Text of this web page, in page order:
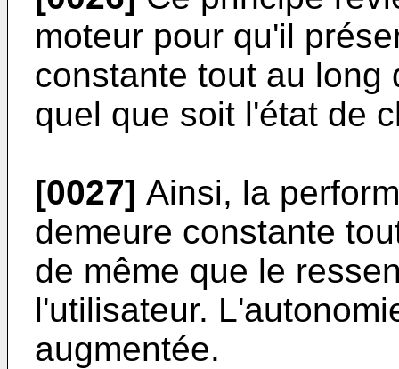
moteur pour qu'il
constante tout au long
quel que soit l'état de
[0027] Ainsi, la
demeure constante
de même que le
l'utilisateur.
augmentée.